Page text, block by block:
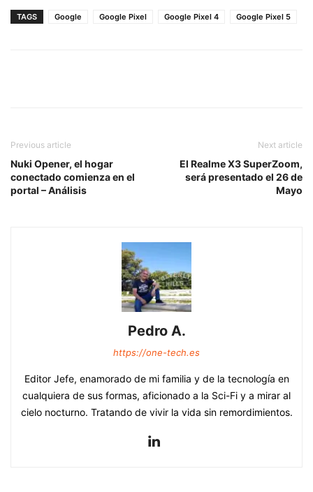
TAGS Google Google Pixel Google Pixel 4 Google Pixel 5
Previous article
Nuki Opener, el hogar
conectado comienza en el
portal – Análisis
Next article
El Realme X3 SuperZoom,
será presentado el 26 de
Mayo
Pedro A.
https://one-tech.es
Editor Jefe, enamorado de mi familia y de la tecnología en
cualquiera de sus formas, aficionado a la Sci-Fi y a mirar al
cielo nocturno. Tratando de vivir la vida sin remordimientos.